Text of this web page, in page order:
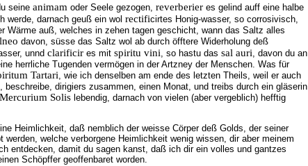
seine animam oder Seele gezogen, reverberier es gelind auff eine halbe
werde, darnach geuß ein wol rectificirtes Honig-wasser, so corrosivisch,
Wärme auß, welches in zehen tagen geschicht, wann das Saltz alles
davon, süsse das Saltz wol ab durch öfftere Widerholung deß
unnd clarificir es mit spiritu vini , so hastu das sal auri , davon du an
herrliche Tugenden vermögen in der Artzney der Menschen. Was für
Tartari , wie ich denselben am ende des letzten Theils, weil er auch
beschreibe, dirigiers zusammen, einen Monat, und treibs durch ein gläserin
Mercurium Solis lebendig, darnach von vielen (aber vergeblich) hefftig
Heimlichkeit, daß nemblich der weisse Cörper deß Golds, der seiner
welche verborgene Heimlichkeit wenig wissen, dir aber meinem
entdecken, damit du sagen kanst, daß ich dir ein volles und gantzes
Schöpffer geoffenbaret worden.